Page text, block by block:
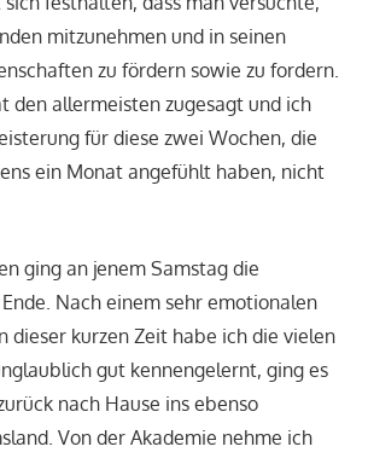
mitzunehmen und in seinen
zu fördern sowie zu fordern.
den allermeisten zugesagt und ich
für diese zwei Wochen, die
ein Monat angefühlt haben, nicht
ging an jenem Samstag die
Nach einem sehr emotionalen
dieser kurzen Zeit habe ich die vielen
gut kennengelernt, ging es
nach Hause ins ebenso
Von der Akademie nehme ich